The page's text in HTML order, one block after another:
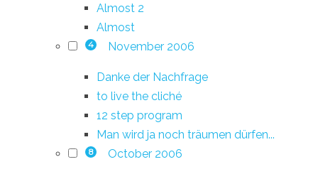
Almost 2
Almost
4 November 2006
Danke der Nachfrage
to live the cliché
12 step program
Man wird ja noch träumen dürfen...
8 October 2006